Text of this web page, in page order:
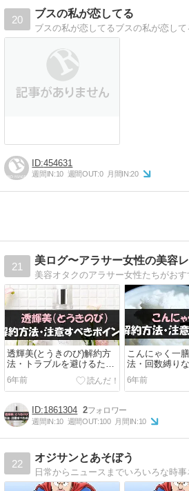
20
ブスの私が恋してる
ブスの私が恋してるブスの私が恋して
454631
週間IN:10 週間OUT:0 月間IN:20
21
美ログ〜アラサー女性の美容
透輝美(とうきのび)解約方
法・トラブルを避けるため
の注意点
6年前
こんにゃく一
法・回数縛り
6年前
1861304 2
週間IN:10 週間OUT:100 月間IN:10
22
オジサンとあそぼう